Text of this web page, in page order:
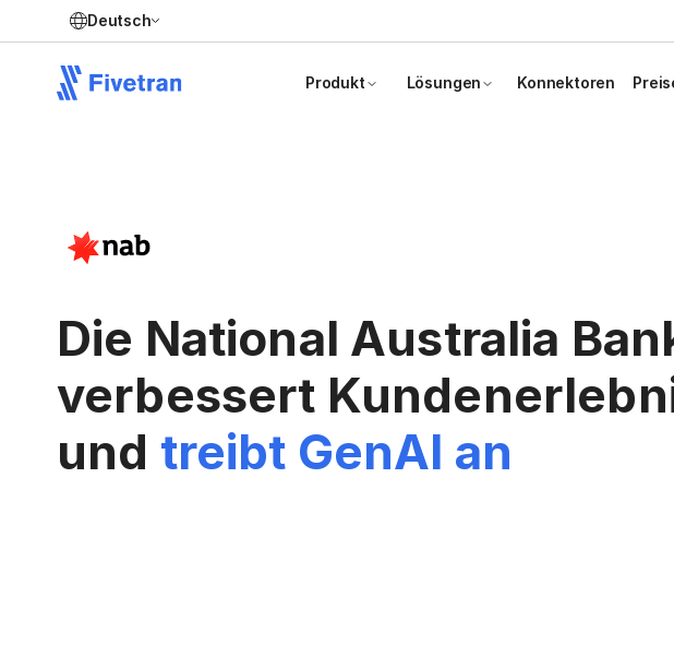
Deutsch
Produkt Lösungen Konnektoren
Die National Australia
verbessert
und treibt GenAI an